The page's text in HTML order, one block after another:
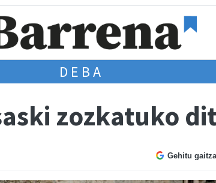
DEBA
zozkatuko
Gehitu